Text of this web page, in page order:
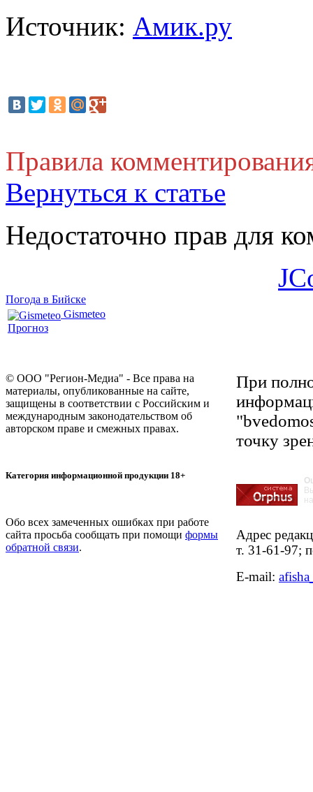
Источник: Амик.ру
Правила
Вернуться к статье
Недостаточно прав для
Погода в Бийске
Gismeteo
Прогноз
© ООО "Регион-Медиа" - Все права на
материалы, опубликованные на сайте,
защищены в соответствии с Российским и
международным законодательством об
авторском праве и смежных правах.
Категория информационной продукции 18+
При
точку
Обо всех замеченных ошибках при работе
сайта просьба сообщать при помощи формы
обратной связи.
Адрес
т. 31-61-97;
E-mail: